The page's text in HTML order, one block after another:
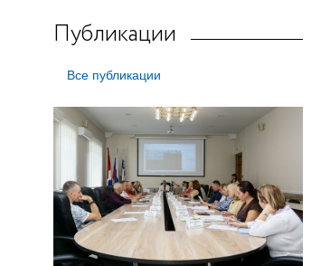
Публикации
Все публикации